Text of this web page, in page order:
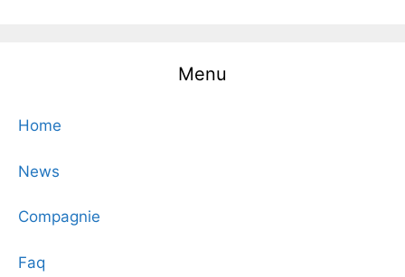
Menu
Home
News
Compagnie
Faq